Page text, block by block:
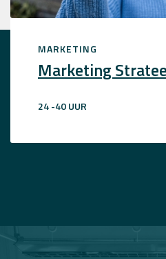
MARKETING
Marketing
24 -40 UUR